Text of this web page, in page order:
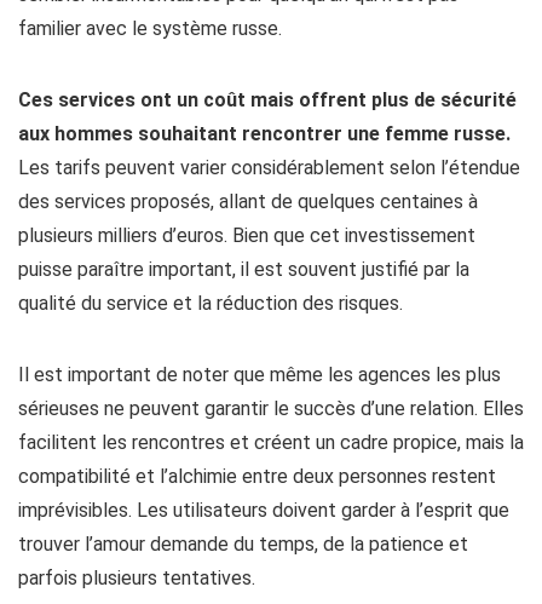
familier avec le système russe.
Ces services ont un coût mais offrent plus de sécurité
aux hommes souhaitant rencontrer une femme russe.
Les tarifs peuvent varier considérablement selon l’étendue
des services proposés, allant de quelques centaines à
plusieurs milliers d’euros. Bien que cet investissement
puisse paraître important, il est souvent justifié par la
qualité du service et la réduction des risques.
Il est important de noter que même les agences les plus
sérieuses ne peuvent garantir le succès d’une relation. Elles
facilitent les rencontres et créent un cadre propice, mais la
compatibilité et l’alchimie entre deux personnes restent
imprévisibles. Les utilisateurs doivent garder à l’esprit que
trouver l’amour demande du temps, de la patience et
parfois plusieurs tentatives.